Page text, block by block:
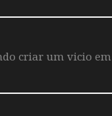
criar um vicio em